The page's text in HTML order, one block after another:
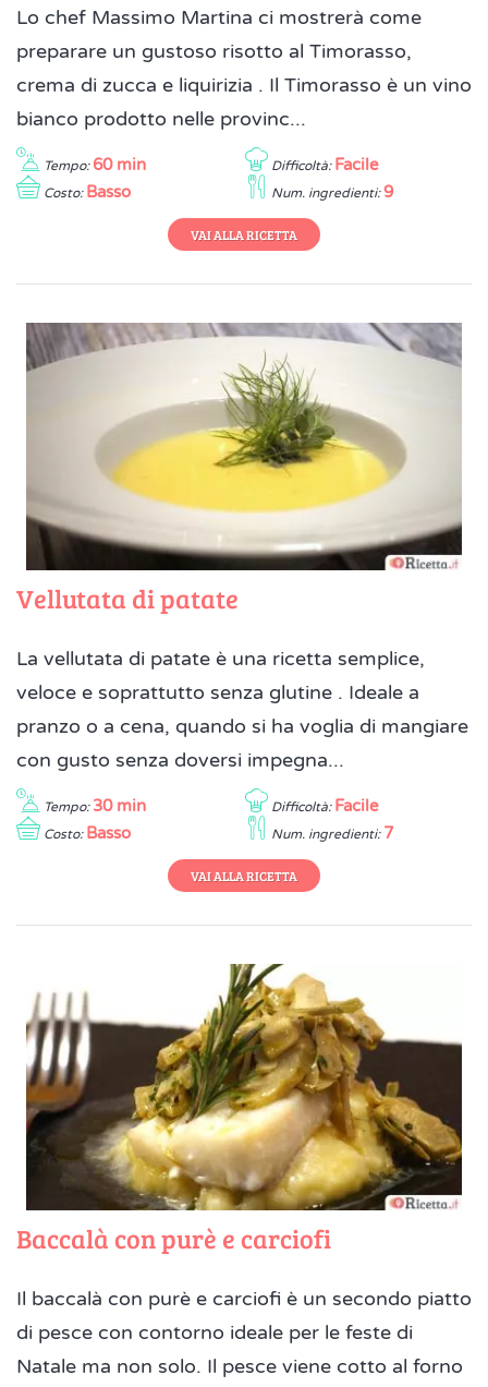
Lo chef Massimo Martina ci mostrerà come
preparare un gustoso risotto al Timorasso,
crema di zucca e liquirizia . Il Timorasso è un vino
bianco prodotto nelle provinc...
Tempo: 60 min Difficoltà: Facile
Costo: Basso Num. ingredienti: 9
VAI ALLA RICETTA
Vellutata di patate
La vellutata di patate è una ricetta semplice,
veloce e soprattutto senza glutine . Ideale a
pranzo o a cena, quando si ha voglia di mangiare
con gusto senza doversi impegna...
Tempo: 30 min Difficoltà: Facile
Costo: Basso Num. ingredienti: 7
VAI ALLA RICETTA
Baccalà con purè e carciofi
Il baccalà con purè e carciofi è un secondo piatto
di pesce con contorno ideale per le feste di
Natale ma non solo. Il pesce viene cotto al forno